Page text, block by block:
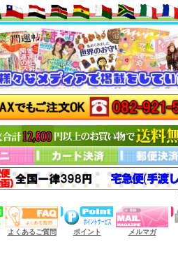
よくあるご質問 ポイント メルマガ